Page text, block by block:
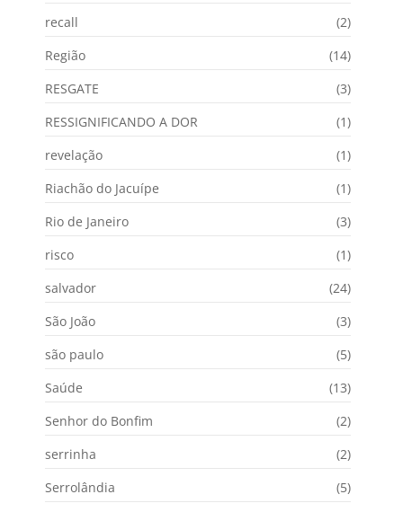
recall
(2)
Região
(14)
RESGATE
(3)
RESSIGNIFICANDO A DOR
(1)
revelação
(1)
Riachão do Jacuípe
(1)
Rio de Janeiro
(3)
risco
(1)
salvador
(24)
São João
(3)
são paulo
(5)
Saúde
(13)
Senhor do Bonfim
(2)
serrinha
(2)
Serrolândia
(5)